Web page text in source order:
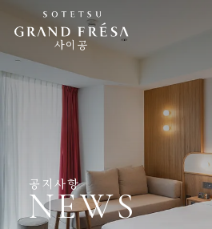
사이공
공지사항
NEWS